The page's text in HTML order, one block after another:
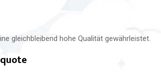
gleichbleibend hohe Qualität gewährleistet.